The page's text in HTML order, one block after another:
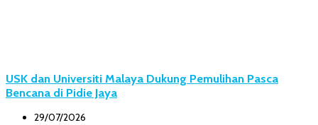
USK dan Universiti Malaya Dukung Pemulihan Pasca
Bencana di Pidie Jaya
29/07/2026